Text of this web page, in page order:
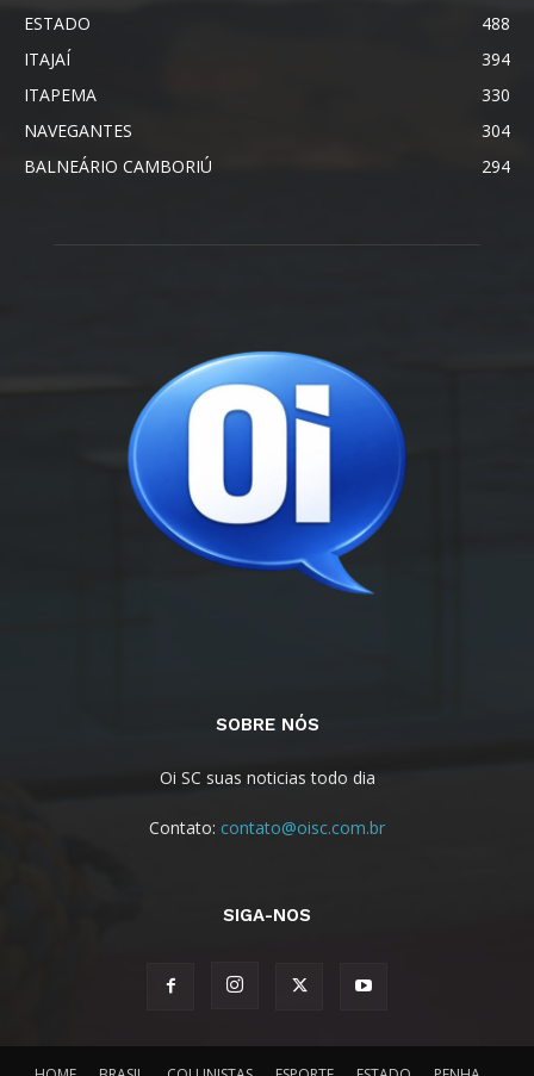
ESTADO
488
ITAJAÍ
394
ITAPEMA
330
NAVEGANTES
304
BALNEÁRIO CAMBORIÚ
294
SOBRE NÓS
Oi SC suas noticias todo dia
Contato: contato@oisc.com.br
SIGA-NOS